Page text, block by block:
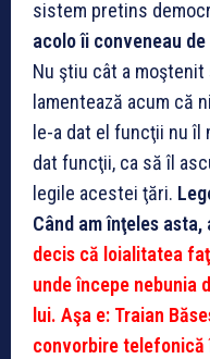
sistem pretins
acolo îi conveneau
Nu ştiu cât a
lamentează acum că
le-a dat el funcţii nu îl
dat funcţii, ca să îl
legile acestei ţări.
Când am înţeles
decis că loialitatea
unde începe nebunia
lui. Aşa e: Traian
convorbire telefonică